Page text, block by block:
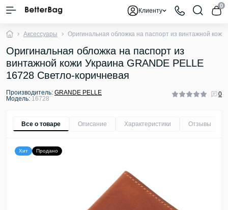
Клиенту
0
Аксессуары Оригинальная обложка на паспорт из винтажной
Оригинальная обложка на паспорт из
винтажной кожи Украина GRANDE PELLE
16728 Светло-коричневая
Производитель: GRANDE PELLE
Модель: 16728
0
Все о товаре Описание Характеристики Отзывы
Хит Продано